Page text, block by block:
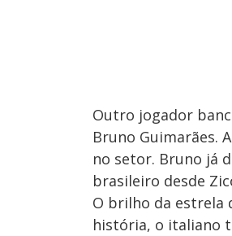
Outro jogador
Bruno Guimarães.
no setor. Bruno já
brasileiro desde
O brilho da estrela
história, o italiano